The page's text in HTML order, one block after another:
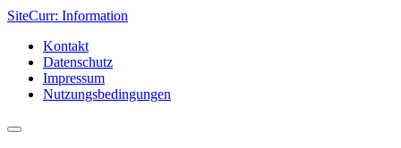
SiteCurr: Information
Kontakt
Datenschutz
Impressum
Nutzungsbedingungen